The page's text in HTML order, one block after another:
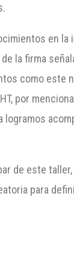
en
la firma
como este
por
de este
para